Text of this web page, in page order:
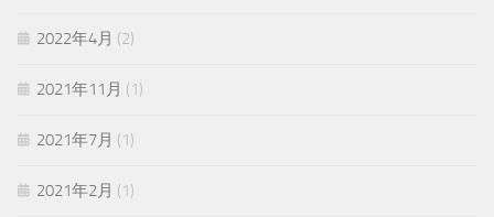
2022年4月 (2)
2021年11月 (1)
2021年7月 (1)
2021年2月 (1)